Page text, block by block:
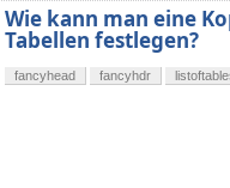
Wie kann man eine
Tabellen festlegen?
fancyhead fancyhdr